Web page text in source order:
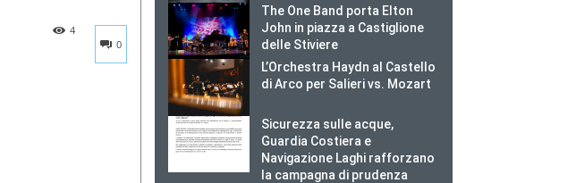
0
4
The One Band porta Elton
John in piazza a Castiglione
delle Stiviere
L’Orchestra Haydn al Castello
di Arco per Salieri vs. Mozart
Sicurezza sulle acque,
Guardia Costiera e
Navigazione Laghi rafforzano
la campagna di prudenza